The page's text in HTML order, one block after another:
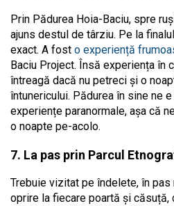
Prin Pădurea Hoia-Baciu, spre
ajuns destul de târziu. Pe la
exact. A fost o experiență
Baciu Project. Însă experiența în
întreagă dacă nu petreci și o
întunericului. Pădurea în sine ne
experiențe paranormale, așa că
o noapte pe-acolo.
7. La pas prin Parcul
Trebuie vizitat pe îndelete, în
oprire la fiecare poartă și căsuță,